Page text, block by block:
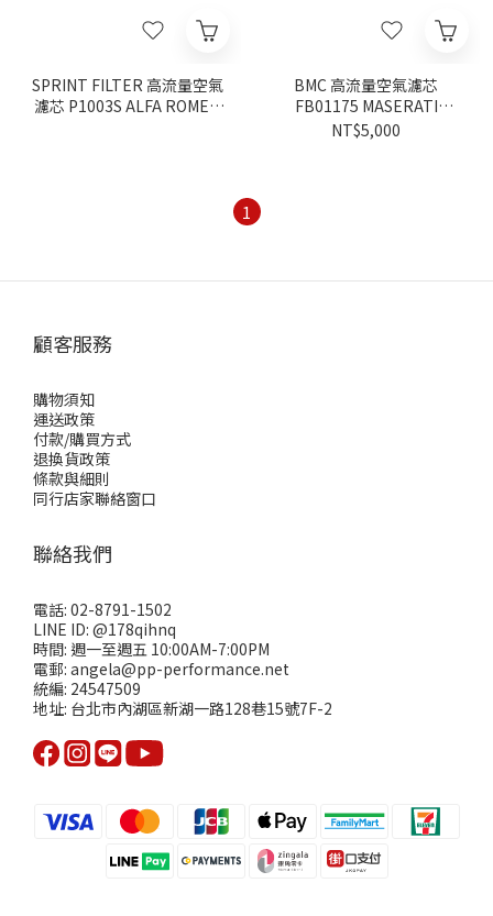
SPRINT FILTER 高流量空氣
濾芯 P1003S ALFA ROMEO
BMC 高流量空氣濾芯
FB01175 MASERATI
GRECALE 2.0 2022-
NT$5,000
1
顧客服務
購物須知
運送政策
付款/購買方式
退換貨政策
條款與細則
同行店家聯絡窗口
聯絡我們
電話: 02-8791-1502
LINE ID: @178qihnq
時間: 週一至週五 10:00AM-7:00PM
電郵: angela@pp-performance.net
統編: 24547509
地址: 台北市內湖區新湖一路128巷15號7F-2